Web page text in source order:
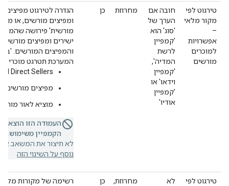
טירגוט לפי
מקור מלאי
–
אפשרויות
למוכרים
מורשים
חובה אם
הערך של
'סוג' הוא
'קמפיין
לרשת
המדיה',
'קמפיין
וידאו' או
'קמפיין
אודיו'
מחרוזת כן
הגדרה לטירגוט מפיצים
ומפיצים מורשים, או
מורשית' פירושה
ישירים ומפיצים
והמפיצים המורשים.
המערכת תטרגט מוכרים
Direct Sellers
מפיצים מורשים
מוציא לאור
העמודה הזו
הקמפיין משימוש.
לא תיצור את המשאב או
נוסף על השינוי הזה
טירגוט לפי
לא
מחרוזת,
כן
רשימה של מקורות